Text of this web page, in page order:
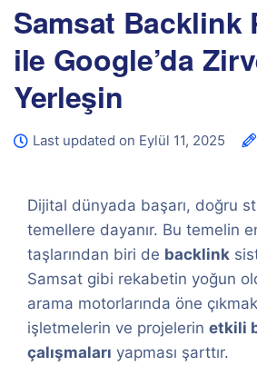
Samsat Backlink
ile Google’da
Yerleşin
Last updated on Eylül 11, 2025
Dijital dünyada başarı, doğru
temellere dayanır. Bu temelin
taşlarından biri de backlink
Samsat gibi rekabetin yoğun
arama motorlarında öne
işletmelerin ve projelerin etkili
çalışmaları yapması şarttır.